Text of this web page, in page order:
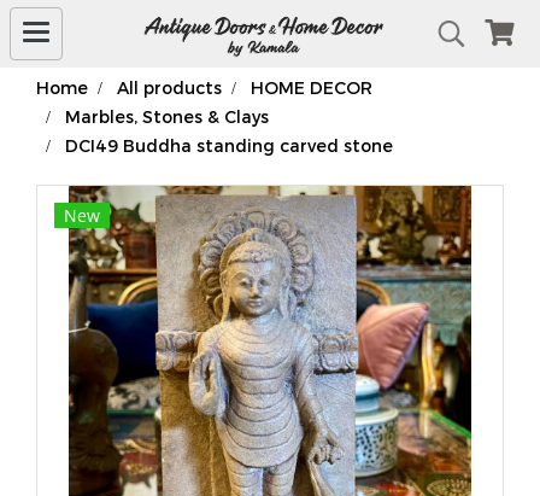
Home All products
HOME DECOR
Marbles, Stones & Clays
DCI49 Buddha standing carved stone
New